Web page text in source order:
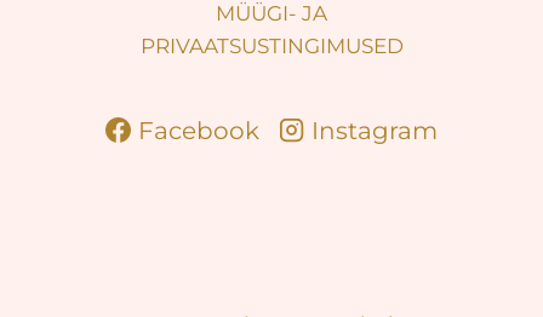
MÜÜGI- JA
PRIVAATSUSTINGIMUSED
Facebook Instagram